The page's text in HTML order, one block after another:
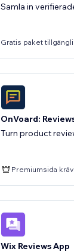
Samla in
Gratis paket
OnVoard:
Turn product
Premiumsida
Wix Reviews App